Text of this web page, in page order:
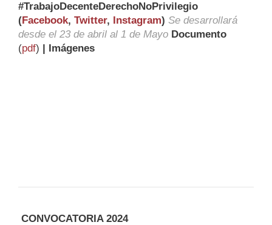
#TrabajoDecenteDerechoNoPrivilegio
(Facebook, Twitter, Instagram) Se desarrollará
desde el 23 de abril al 1 de Mayo Documento
(pdf) | Imágenes
CONVOCATORIA 2024